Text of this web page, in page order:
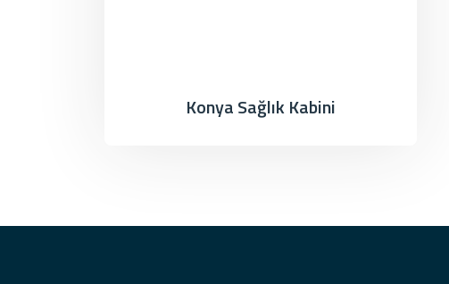
Konya Sağlık Kabini